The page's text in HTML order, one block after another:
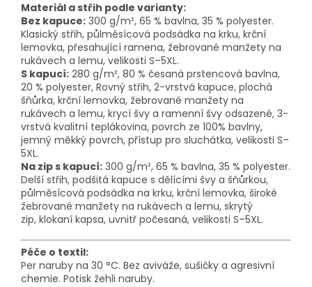
Materiál a střih podle varianty:
Bez kapuce: 300 g/m², 65 % bavlna, 35 % polyester.
Klasický střih, půlměsícová podsádka na krku, krční
lemovka, přesahující ramena, žebrované manžety na
rukávech a lemu, velikosti S–5XL.
S kapucí: 280 g/m², 80 % česaná prstencová bavlna,
20 % polyester, Rovný střih, 2-vrstvá kapuce, plochá
šňůrka, krční lemovka, žebrované manžety na
rukávech a lemu, krycí švy a ramenní švy odsazené, 3-
vrstvá kvalitní teplákovina, povrch ze 100% bavlny,
jemný měkký povrch, přístup pro sluchátka, velikosti S–
5XL.
Na zip s kapucí: 300 g/m², 65 % bavlna, 35 % polyester.
Delší střih, podšitá kapuce s dělícími švy a šňůrkou,
půlměsícová podsádka na krku, krční lemovka, široké
žebrované manžety na rukávech a lemu, skrytý
zip, klokaní kapsa, uvnitř počesaná, velikosti S–5XL.
Péče o textil:
Per naruby na 30 °C. Bez aviváže, sušičky a agresivní
chemie. Potisk žehli naruby.